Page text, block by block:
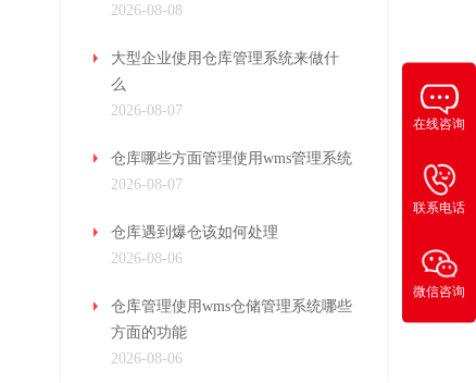
2026-08-08
大型企业使用仓库管理系统来做什
么
2026-08-07
仓库哪些方面管理使用wms管理系统
2026-08-07
仓库遇到爆仓该如何处理
2026-08-06
仓库管理使用wms仓储管理系统哪些
方面的功能
2026-08-06
在线咨询
联系电话
微信咨询